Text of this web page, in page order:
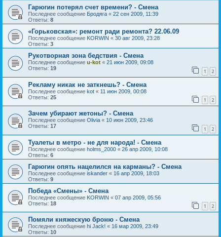
Гарюгин потерял счет времени? - Смена
Последнее сообщение Бродяга « 22 сен 2009, 11:39
Ответы: 8
«Горьковская»: ремонт ради ремонта? 22.06.09
Последнее сообщение KORWIN « 30 авг 2009, 23:28
Ответы: 3
Рукотворная зона бедствия - Смена
Последнее сообщение u-kot « 21 июн 2009, 09:08
Ответы: 19 1 2
Рекламу никак не заткнешь? - Смена
Последнее сообщение kot « 11 июн 2009, 00:08
Ответы: 25 1 2
Зачем убирают жетоны? - Смена
Последнее сообщение Olivia « 10 июн 2009, 23:46
Ответы: 17 1 2
Туалеты в метро - не для народа! - Смена
Последнее сообщение holms_2000 « 26 апр 2009, 10:08
Ответы: 6
Гарюгин опять нацелился на карманы? - Смена
Последнее сообщение iskander « 16 апр 2009, 18:03
Ответы: 9
Победа «Смены» - Смена
Последнее сообщение KORWIN « 07 апр 2009, 05:56
Ответы: 18 1 2
Помяли княжескую броню - Смена
Последнее сообщение hi Jack! « 16 мар 2009, 23:49
Ответы: 10